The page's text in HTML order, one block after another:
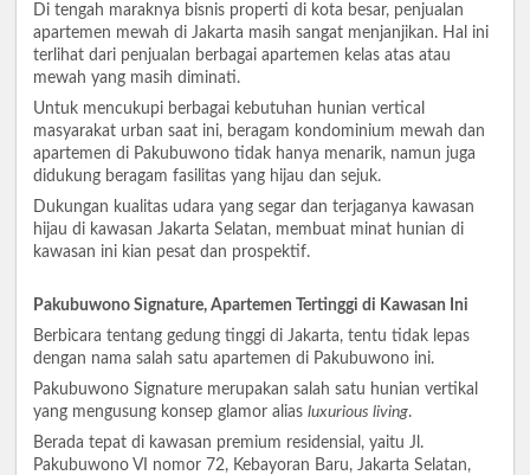
Di tengah maraknya bisnis properti di kota besar, penjualan
apartemen mewah di Jakarta masih sangat menjanjikan. Hal ini
terlihat dari penjualan berbagai apartemen kelas atas atau
mewah yang masih diminati.
Untuk mencukupi berbagai kebutuhan hunian vertical
masyarakat urban saat ini, beragam kondominium mewah dan
apartemen di Pakubuwono tidak hanya menarik, namun juga
didukung beragam fasilitas yang hijau dan sejuk.
Dukungan kualitas udara yang segar dan terjaganya kawasan
hijau di kawasan Jakarta Selatan, membuat minat hunian di
kawasan ini kian pesat dan prospektif.
Pakubuwono Signature, Apartemen Tertinggi di Kawasan Ini
Berbicara tentang gedung tinggi di Jakarta, tentu tidak lepas
dengan nama salah satu apartemen di Pakubuwono ini.
Pakubuwono Signature merupakan salah satu hunian vertikal
yang mengusung konsep glamor alias luxurious living.
Berada tepat di kawasan premium residensial, yaitu Jl.
Pakubuwono VI nomor 72, Kebayoran Baru, Jakarta Selatan,